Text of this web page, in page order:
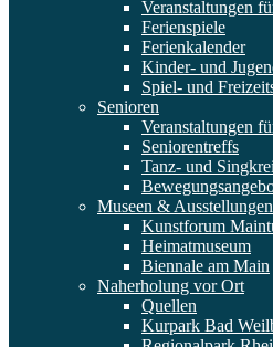
Veranstaltungen
Ferienspiele
Ferienkalender
Kinder- und
Spiel- und
Senioren
Veranstaltungen
Seniorentreffs
Tanz- und
Museen & Ausstellungen
Kunstforum
Heimatmuseum
Biennale am Main
Naherholung vor Ort
Quellen
Kurpark Bad